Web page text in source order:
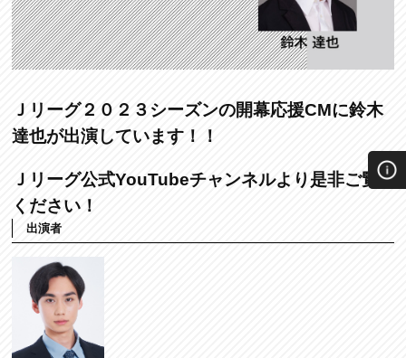
Ｊリーグ２０２３シーズンの開幕応援CMに鈴木
達也が出演しています！！
Ｊリーグ公式YouTubeチャンネルより是非ご覧
ください！
出演者